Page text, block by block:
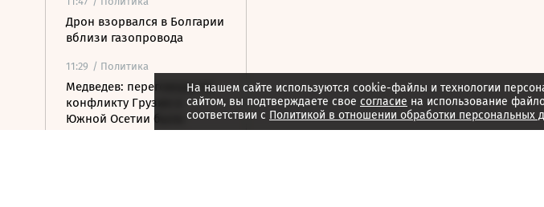
Дрон взорвался в Болгарии
вблизи газопровода
11:29 / Политика
Медведев: переговоры по
конфликту Грузии и
Южной Осетии были
На нашем сайте используются cookie-файлы и технологии
сайтом, вы подтверждаете свое согласие на использование
соответствии с Политикой в отношении обработки персональных